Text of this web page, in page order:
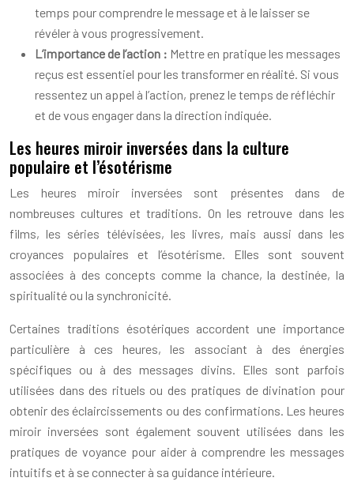
temps pour comprendre le message et à le laisser se
révéler à vous progressivement.
L’importance de l’action : Mettre en pratique les messages
reçus est essentiel pour les transformer en réalité. Si vous
ressentez un appel à l’action, prenez le temps de réfléchir
et de vous engager dans la direction indiquée.
Les heures miroir inversées dans la culture
populaire et l’ésotérisme
Les heures miroir inversées sont présentes dans de
nombreuses cultures et traditions. On les retrouve dans les
films, les séries télévisées, les livres, mais aussi dans les
croyances populaires et l’ésotérisme. Elles sont souvent
associées à des concepts comme la chance, la destinée, la
spiritualité ou la synchronicité.
Certaines traditions ésotériques accordent une importance
particulière à ces heures, les associant à des énergies
spécifiques ou à des messages divins. Elles sont parfois
utilisées dans des rituels ou des pratiques de divination pour
obtenir des éclaircissements ou des confirmations. Les heures
miroir inversées sont également souvent utilisées dans les
pratiques de voyance pour aider à comprendre les messages
intuitifs et à se connecter à sa guidance intérieure.